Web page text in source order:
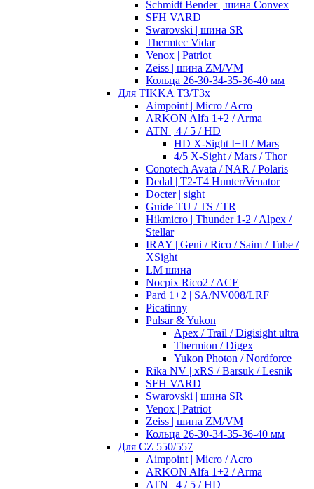
Schmidt Bender | шина Convex
SFH VARD
Swarovski | шина SR
Thermtec Vidar
Venox | Patriot
Zeiss | шина ZM/VM
Кольца 26-30-34-35-36-40 мм
Для TIKKA T3/T3x
Aimpoint | Micro / Acro
ARKON Alfa 1+2 / Arma
ATN | 4 / 5 / HD
HD X-Sight I+II / Mars
4/5 X-Sight / Mars / Thor
Conotech Avata / NAR / Polaris
Dedal | T2-T4 Hunter/Venator
Docter | sight
Guide TU / TS / TR
Hikmicro | Thunder 1-2 / Alpex /
Stellar
IRAY | Geni / Rico / Saim / Tube /
XSight
LM шина
Nocpix Rico2 / ACE
Pard 1+2 | SA/NV008/LRF
Picatinny
Pulsar & Yukon
Apex / Trail / Digisight ultra
Thermion / Digex
Yukon Photon / Nordforce
Rika NV | xRS / Barsuk / Lesnik
SFH VARD
Swarovski | шина SR
Venox | Patriot
Zeiss | шина ZM/VM
Кольца 26-30-34-35-36-40 мм
Для CZ 550/557
Aimpoint | Micro / Acro
ARKON Alfa 1+2 / Arma
ATN | 4 / 5 / HD